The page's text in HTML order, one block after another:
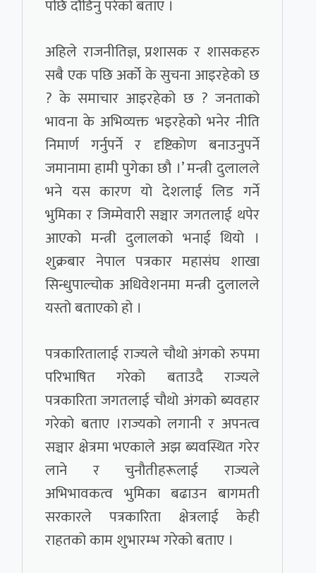
पछि दौडिनु परेको बताए ।
अहिले राजनीतिज्ञ, प्रशासक र शासकहरु
सबै एक पछि अर्को के सुचना आइरहेको छ
? के समाचार आइरहेको छ ? जनताको
भावना के अभिव्यक्त भइरहेको भनेर नीति
निमार्ण गर्नुपर्ने र दृष्टिकोण बनाउनुपर्ने
जमानामा हामी पुगेका छौ ।’ मन्त्री दुलालले
भने यस कारण यो देशलाई लिड गर्ने
भुमिका र जिम्मेवारी सञ्चार जगतलाई थपेर
आएको मन्त्री दुलालको भनाई थियो ।
शुक्रबार नेपाल पत्रकार महासंघ शाखा
सिन्धुपाल्चोक अधिवेशनमा मन्त्री दुलालले
यस्तो बताएको हो ।
पत्रकारितालाई राज्यले चौथो अंगको रुपमा
परिभाषित गरेको बताउदै राज्यले
पत्रकारिता जगतलाई चौथो अंगको ब्यवहार
गरेको बताए ।राज्यको लगानी र अपनत्व
सञ्चार क्षेत्रमा भएकाले अझ ब्यवस्थित गरेर
लाने र चुनौतीहरूलाई राज्यले
अभिभावकत्व भुमिका बढाउन बागमती
सरकारले पत्रकारिता क्षेत्रलाई केही
राहतको काम शुभारम्भ गरेको बताए ।